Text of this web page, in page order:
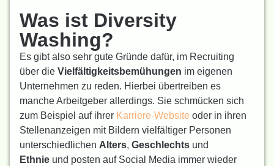
Was ist Diversity
Washing?
Es gibt also sehr gute Gründe dafür, im Recruiting
über die Vielfältigkeits­bemühungen im eigenen
Unternehmen zu reden. Hierbei übertreiben es
manche Arbeitgeber allerdings. Sie schmücken sich
zum Beispiel auf ihrer Karriere-Website oder in ihren
Stellenanzeigen mit Bildern vielfältiger Personen
unterschiedlichen Alters, Geschlechts und
Ethnie und posten auf Social Media immer wieder